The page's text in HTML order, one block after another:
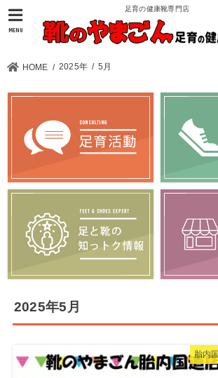
足育の健康靴専門店
MENU
HOME 2025年 5月
2025年5月
胎内